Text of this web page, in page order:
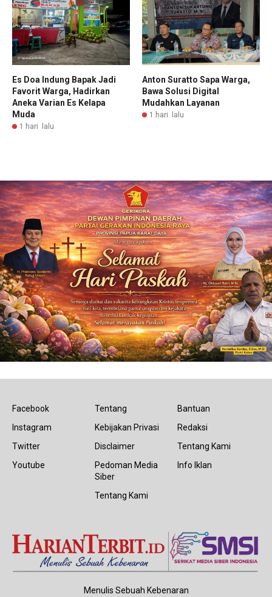
Es Doa Indung Bapak Jadi
Favorit Warga, Hadirkan
Aneka Varian Es Kelapa
Muda
1 hari lalu
Anton Suratto Sapa Warga,
Bawa Solusi Digital
Mudahkan Layanan
1 hari lalu
Facebook
Instagram
Twitter
Youtube
Tentang
Kebijakan Privasi
Disclaimer
Pedoman Media
Siber
Tentang Kami
Bantuan
Redaksi
Tentang Kami
Info Iklan
Menulis Sebuah Kebenaran